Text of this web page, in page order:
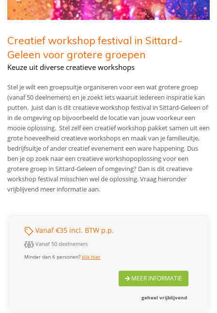
Creatief workshop festival in Sittard-
Geleen voor grotere groepen
Keuze uit diverse creatieve workshops
Stel je wilt een groepsuitje organiseren voor een wat grotere groep
(vanaf 50 deelnemers) en je zoekt iets waaruit iedereen inspiratie kan
putten. Juist dan is dit creatieve workshop festival in Sittard-Geleen of
in de omgeving op bijvoorbeeld de locatie van jouw voorkeur een
mooie oplossing. Stel zelf een creatief workshop pakket samen uit een
grote hoeveelheid creatieve workshops en maak van je familieuitje,
bedrijfsuitje of ander creatief evenement een ware happening. Dus
ben je op zoek naar een creatieve workshopoplossing voor een
grotere groep in Sittard-Geleen of omgeving? Dan is dit creatieve
workshop festival misschien wel de oplossing. Vraag hieronder
vrijblijvend meer informatie aan.
Vanaf €35 incl. BTW p.p.
Vanaf 50 deelnemers
Minder dan 6 personen?klik hier
MEER INFORMATIE
geheel vrijblijvend